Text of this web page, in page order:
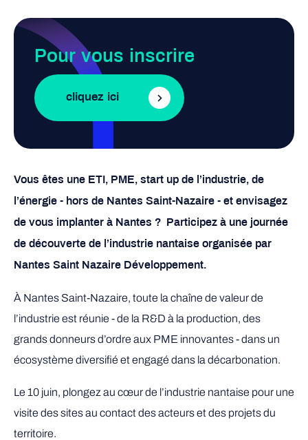
Pour vous inscrire
cliquez ici
Vous êtes une ETI, PME, start up de l’industrie, de
l’énergie - hors de Nantes Saint-Nazaire - et envisagez
de vous implanter à Nantes ? Participez à une journée
de découverte de l’industrie nantaise organisée par
Nantes Saint Nazaire Développement.
À Nantes Saint-Nazaire, toute la chaîne de valeur de
l’industrie est réunie - de la R&D à la production, des
grands donneurs d’ordre aux PME innovantes - dans un
écosystème diversifié et engagé dans la décarbonation.
Le 10 juin, plongez au cœur de l’industrie nantaise pour une
visite des sites au contact des acteurs et des projets du
territoire.